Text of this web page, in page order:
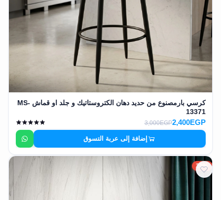
كرسي بارمصنوع من حديد دهان الكتروستاتيك و جلد او قماش MS-
13371
2,400EGP
3,000EGP
إضافة إلى عربة التسوق
20%